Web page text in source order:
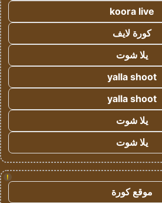
koora live
كورة لايف
يلا شوت
yalla shoot
yalla shoot
يلا شوت
يلا شوت
!
موقع كورة